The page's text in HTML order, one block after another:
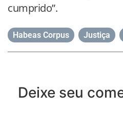
cumprido”.
Habeas Corpus Justiça
Deixe seu